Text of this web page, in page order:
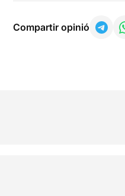
Compartir opinió